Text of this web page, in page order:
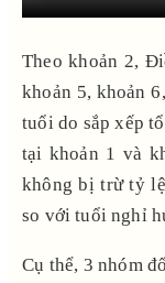
Theo khoản 2,
khoản 5, khoản
tuổi do sắp xếp
tại khoản 1 và
không bị trừ tỷ
so với tuổi nghỉ
Cụ thể, 3 nhóm